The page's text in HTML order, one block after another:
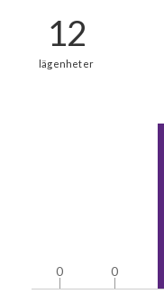
0
0 0
0